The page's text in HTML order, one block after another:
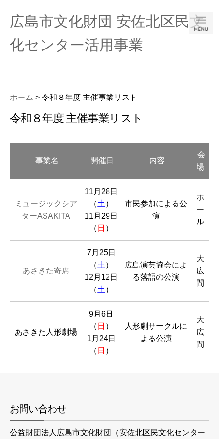
広島市文化財団 安佐北区民文
化センター活用事業
ホーム > 令和８年度 主催事業リスト
令和８年度 主催事業リスト
事業名 開催日 内容
会
場
ミュージックシア
ターASAKITA
11月28日
（土 ）
11月29日
（ 日 ）
市民参加による公
演
ホ
ー
ル
あさきた寄席
7月25日
（土 ）
12月12日
（土 ）
広島演芸協会によ
る落語の公演
大
広
間
あさきた人形劇場
9月6日
（ 日 ）
1月24日
（ 日 ）
人形劇サークルに
よる公演
大
広
間
お問い合わせ
公益財団法人広島市文化財団（安佐北区民文化センター